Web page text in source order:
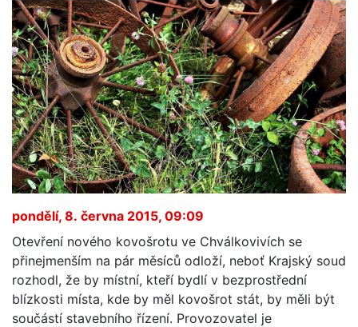
pondělí, 8. června 2015, 09:09
Otevření nového kovošrotu ve Chválkovivích se
přinejmenším na pár měsíců odloží, neboť Krajský soud
rozhodl, že by místní, kteří bydlí v bezprostřední
blízkosti místa, kde by měl kovošrot stát, by měli být
součástí stavebního řízení. Provozovatel je